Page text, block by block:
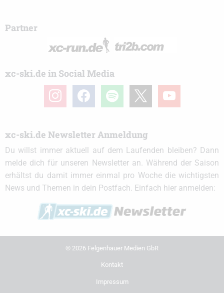
Partner
xc-ski.de in Social Media
instagramfacebook spotify youtube
xc-ski.de Newsletter Anmeldung
Du willst immer aktuell auf dem Laufenden bleiben? Dann
melde dich für unseren Newsletter an. Während der Saison
erhältst du damit immer einmal pro Woche die wichtigsten
News und Themen in dein Postfach. Einfach hier anmelden:
© 2026 Felgenhauer Medien GbR
Kontakt
Impressum